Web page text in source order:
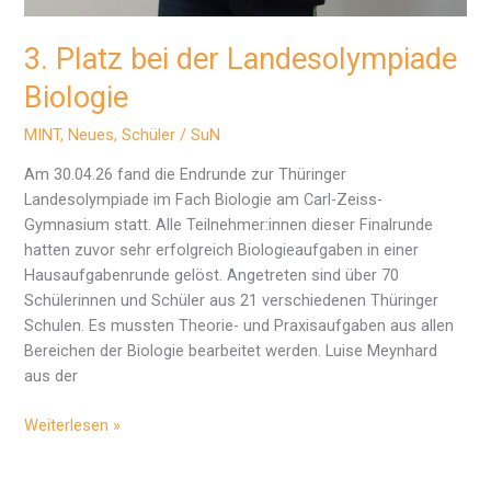
3. Platz bei der Landesolympiade
Biologie
MINT,Neues,Schüler /SuN
Am 30.04.26 fand die Endrunde zur Thüringer
Landesolympiade im Fach Biologie am Carl-Zeiss-
Gymnasium statt. Alle Teilnehmer:innen dieser Finalrunde
hatten zuvor sehr erfolgreich Biologieaufgaben in einer
Hausaufgabenrunde gelöst. Angetreten sind über 70
Schülerinnen und Schüler aus 21 verschiedenen Thüringer
Schulen. Es mussten Theorie- und Praxisaufgaben aus allen
Bereichen der Biologie bearbeitet werden. Luise Meynhard
aus der
3.
Weiterlesen »